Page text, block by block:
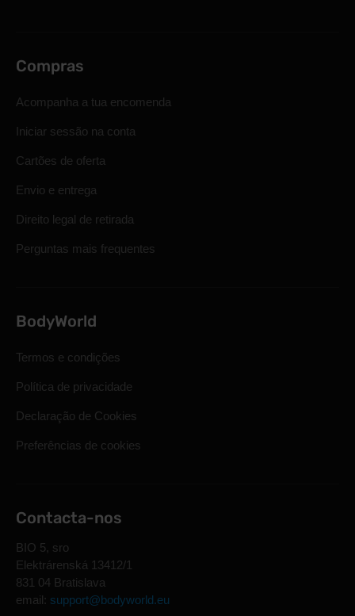
Compras
Acompanha a tua encomenda
Iniciar sessão na conta
Cartões de oferta
Envio e entrega
Direito legal de retirada
Perguntas mais frequentes
BodyWorld
Termos e condições
Política de privacidade
Declaração de Cookies
Preferências de cookies
Contacta-nos
BIO 5, sro
Elektrárenská 13412/1
831 04 Bratislava
email: support@bodyworld.eu